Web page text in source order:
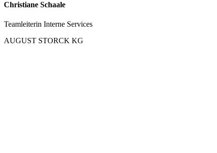
Christiane Schaale
Teamleiterin Interne Services
AUGUST STORCK KG